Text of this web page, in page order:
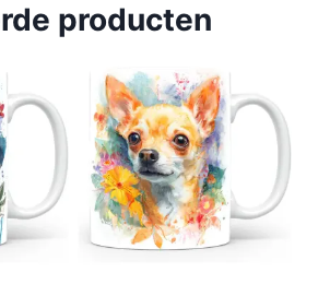
producten